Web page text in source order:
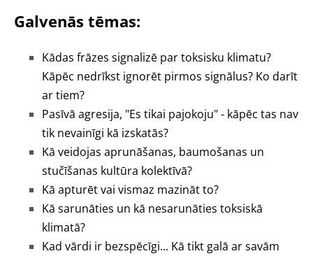
Galvenās tēmas:
Kādas frāzes signalizē par toksisku klimatu?
Kāpēc nedrīkst ignorēt pirmos signālus? Ko darīt
ar tiem?
Pasīvā agresija, "Es tikai pajokoju" - kāpēc tas nav
tik nevainīgi kā izskatās?
Kā veidojas aprunāšanas, baumošanas un
stučīšanas kultūra kolektīvā?
Kā apturēt vai vismaz mazināt to?
Kā sarunāties un kā nesarunāties toksiskā
klimatā?
Kad vārdi ir bezspēcīgi... Kā tikt galā ar savām